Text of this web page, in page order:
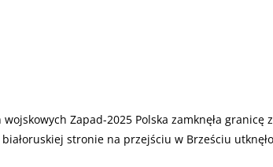
Zapad-2025 Polska zamknęła granicę
stronie na przejściu w Brześciu